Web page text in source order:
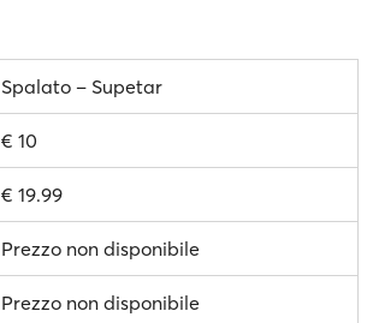
Spalato – Supetar
€ 10
€ 19.99
Prezzo non disponibile
Prezzo non disponibile